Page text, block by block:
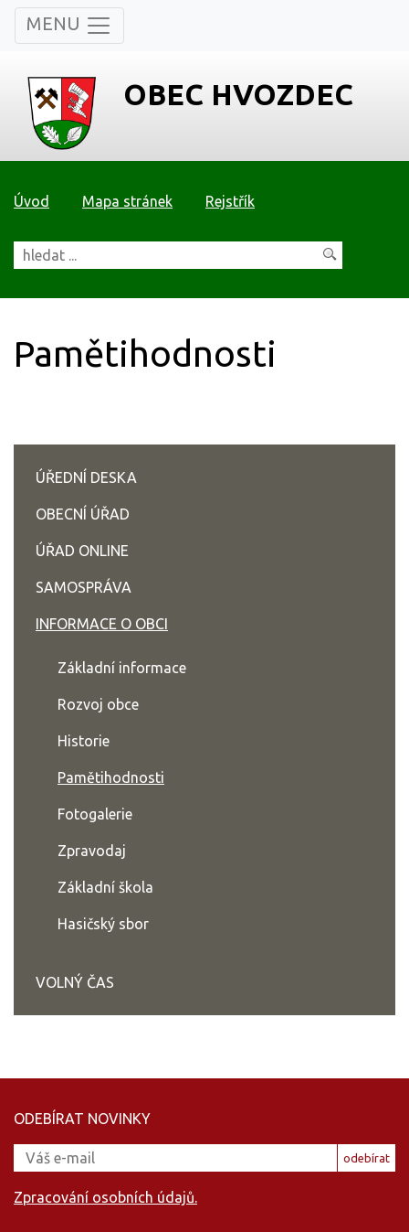
MENU
OBEC HVOZDEC
Úvod Mapa stránek Rejstřík
Pamětihodnosti
ÚŘEDNÍ DESKA
OBECNÍ ÚŘAD
ÚŘAD ONLINE
SAMOSPRÁVA
INFORMACE O OBCI
Základní informace
Rozvoj obce
Historie
Pamětihodnosti
Fotogalerie
Zpravodaj
Základní škola
Hasičský sbor
VOLNÝ ČAS
ODEBÍRAT NOVINKY
odebírat
Zpracování osobních údajů.